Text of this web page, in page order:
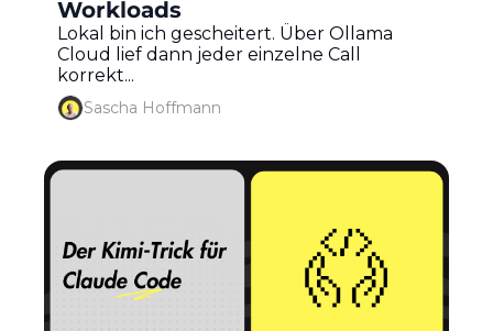
Workloads
Lokal bin ich gescheitert. Über Ollama
Cloud lief dann jeder einzelne Call
korrekt...
Sascha Hoffmann